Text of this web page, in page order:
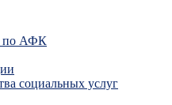
по АФК
социальных услуг